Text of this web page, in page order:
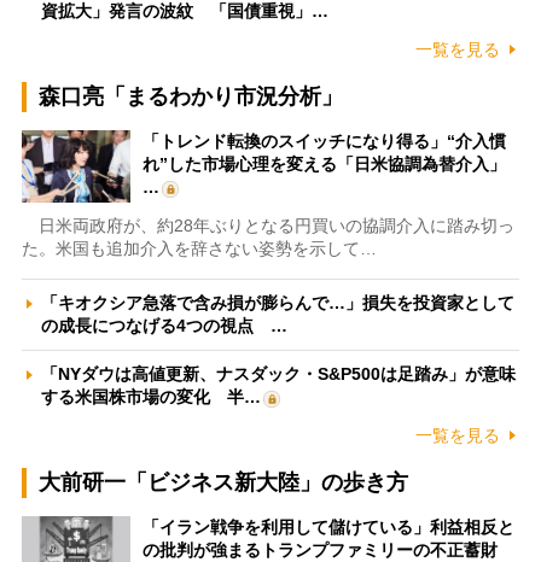
資拡大」発言の波紋 「国債重視」…
一覧を見る
森口亮「まるわかり市況分析」
「トレンド転換のスイッチになり得る」“介入慣
れ”した市場心理を変える「日米協調為替介入」
…
日米両政府が、約28年ぶりとなる円買いの協調介入に踏み切っ
た。米国も追加介入を辞さない姿勢を示して…
「キオクシア急落で含み損が膨らんで…」損失を投資家として
の成長につなげる4つの視点 …
「NYダウは高値更新、ナスダック・S&P500は足踏み」が意味
する米国株市場の変化 半…
一覧を見る
大前研一「ビジネス新大陸」の歩き方
「イラン戦争を利用して儲けている」利益相反と
の批判が強まるトランプファミリーの不正蓄財